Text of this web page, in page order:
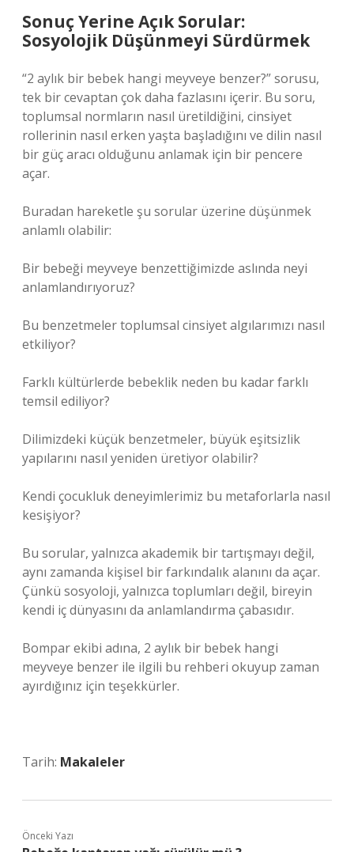
Sonuç Yerine Açık Sorular:
Sosyolojik Düşünmeyi Sürdürmek
“2 aylık bir bebek hangi meyveye benzer?” sorusu,
tek bir cevaptan çok daha fazlasını içerir. Bu soru,
toplumsal normların nasıl üretildiğini, cinsiyet
rollerinin nasıl erken yaşta başladığını ve dilin nasıl
bir güç aracı olduğunu anlamak için bir pencere
açar.
Buradan hareketle şu sorular üzerine düşünmek
anlamlı olabilir:
Bir bebeği meyveye benzettiğimizde aslında neyi
anlamlandırıyoruz?
Bu benzetmeler toplumsal cinsiyet algılarımızı nasıl
etkiliyor?
Farklı kültürlerde bebeklik neden bu kadar farklı
temsil ediliyor?
Dilimizdeki küçük benzetmeler, büyük eşitsizlik
yapılarını nasıl yeniden üretiyor olabilir?
Kendi çocukluk deneyimlerimiz bu metaforlarla nasıl
kesişiyor?
Bu sorular, yalnızca akademik bir tartışmayı değil,
aynı zamanda kişisel bir farkındalık alanını da açar.
Çünkü sosyoloji, yalnızca toplumları değil, bireyin
kendi iç dünyasını da anlamlandırma çabasıdır.
Bompar ekibi adına, 2 aylık bir bebek hangi
meyveye benzer ile ilgili bu rehberi okuyup zaman
ayırdığınız için teşekkürler.
Tarih: Makaleler
Önceki Yazı